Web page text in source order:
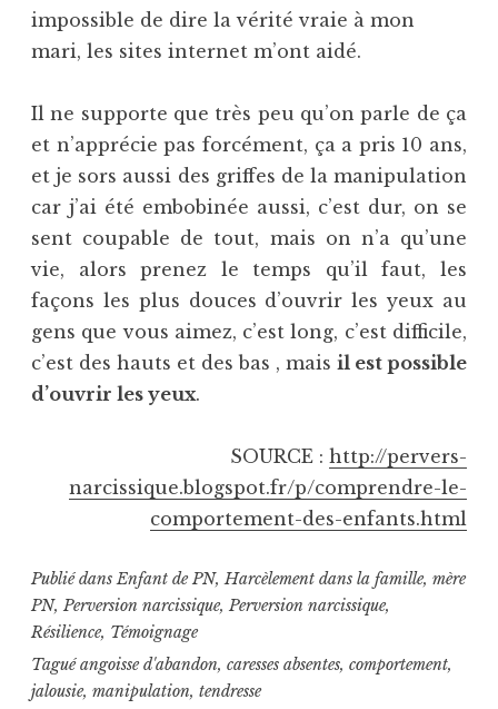
impossible de dire la vérité vraie à mon
mari, les sites internet m’ont aidé.
Il ne supporte que très peu qu’on parle de ça
et n’apprécie pas forcément, ça a pris 10 ans,
et je sors aussi des griffes de la manipulation
car j’ai été embobinée aussi, c’est dur, on se
sent coupable de tout, mais on n’a qu’une
vie, alors prenez le temps qu’il faut, les
façons les plus douces d’ouvrir les yeux au
gens que vous aimez, c’est long, c’est difficile,
c’est des hauts et des bas , mais il est possible
d’ouvrir les yeux.
SOURCE : http://pervers-
narcissique.blogspot.fr/p/comprendre-le-
comportement-des-enfants.html
Publié dansEnfant de PN,Harcèlement dans la famille, mère
PN, Perversion narcissique, Perversion narcissique,
Résilience, Témoignage
Taguéangoisse d'abandon, caresses absentes, comportement,
jalousie, manipulation, tendresse